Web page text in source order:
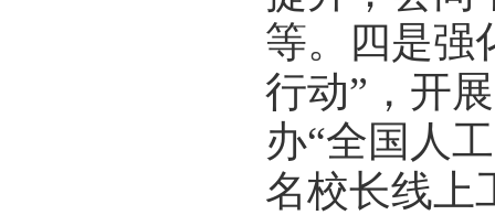
等。四是强
行动”，开
办“全国人
名校长线上